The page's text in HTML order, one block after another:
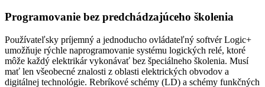
Programovanie bez predchádzajúceho školenia
Používateľsky príjemný a jednoducho ovládateľný softvér Logic+
umožňuje rýchle naprogramovanie systému logických relé, ktoré
môže každý elektrikár vykonávať bez špeciálneho školenia. Musí
mať len všeobecné znalosti z oblasti elektrických obvodov a
digitálnej technológie. Rebríkové schémy (LD) a schémy funkčných